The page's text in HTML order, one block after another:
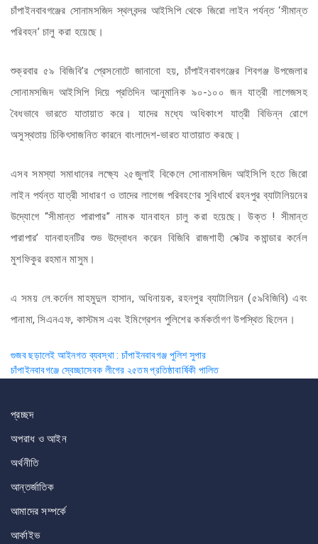
চাঁপাইনবাবগঞ্জের সোনামসজিদ স্থলবন্দর আইসিপি থেকে জিরো লাইন পর্যন্ত ‘সীমান্ত
পরিবহন’ চালু করা হয়েছে।
শুক্রবার ৫৯ বিজিবি’র প্রেসনোটে জানানো হয়, চাঁপাইনবাবগঞ্জের শিবগঞ্জ উপজেলার
সোনামসজিদ আইসিপি দিয়ে প্রতিদিন আনুমানিক ৯০-১০০ জন যাত্রী লাগেজসহ
বৈধভাবে ভারতে যাতায়াত করে। যাদের মধ্যে অধিকাংশ যাত্রী বিভিন্ন রোগে
অসুস্থতায় চিকিৎসাজনিত কারনে বাংলাদেশ-ভারত যাতায়াত করছে।
এসব সমস্যা সমাধানের লক্ষ্যে ২৫জুলাই বিকেলে সোনামসজিদ আইসিপি হতে জিরো
লাইন পর্যন্ত যাত্রী সাধারণ ও তাদের লাগেজ পরিবহণের সুবিধার্থে রহনপুর ব্যাটালিয়নের
উদ্যোগে “সীমান্ত পারাপার” নামক যানবাহন চালু করা হয়েছে। উক্ত ! সীমান্ত
পারাপার’ যানবাহনটির শুভ উদ্বোধন করেন বিজিবি রাজশাহী সেক্টর কমান্ডার কর্নেল
মুশফিকুর রহমান মাসুম।
এ সময় লে.কর্নেল মাহমুদুল হাসান, অধিনায়ক, রহনপুর ব্যাটালিয়ন (৫৯বিজিবি) এবং
পানামা, সিএনএফ, কাস্টমস এবং ইমিগ্রেশন পুলিশের কর্মকর্তাগণ উপস্থিত ছিলেন।
Post
navigation
গুজব ছড়ালেই আইনগত ব্যবস্থা : চাঁপাইনবাবগঞ্জ পুলিশ সুপার
চাঁপাইনবাবগঞ্জে স্বেচ্ছাসেবক লীগের ২৫তম প্রতিষ্ঠাবার্ষিকী পালিত
প্রচ্ছদ
অপরাধ ও আইন
অর্থনীতি
আন্তর্জাতিক
আমাদের সম্পর্কে
আর্কাইভ